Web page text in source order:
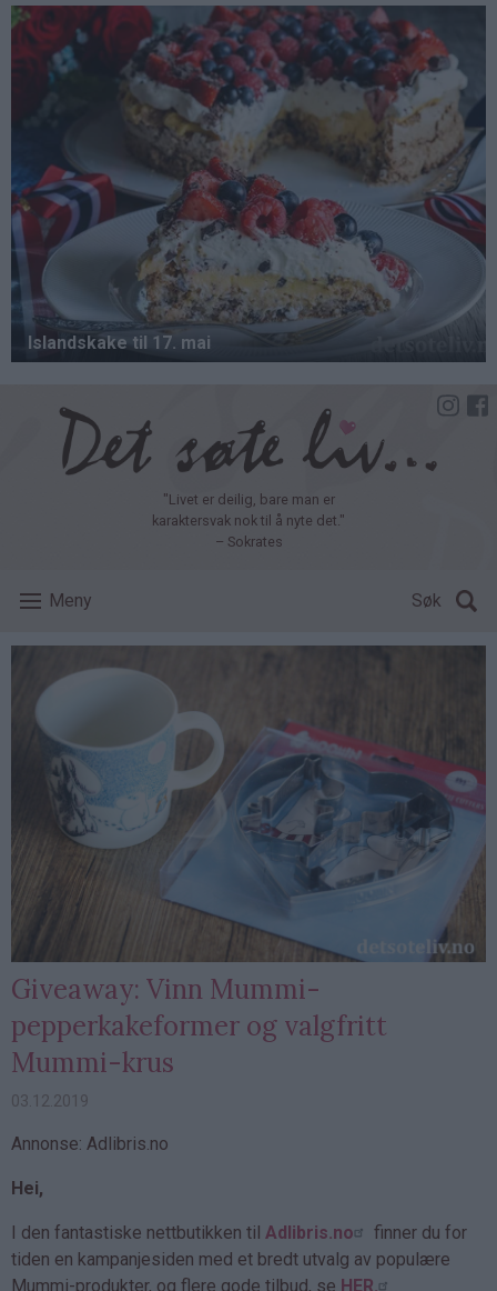
Hopp
hovedinnhold
"Livet er deilig, bare man er
karaktersvak nok til å nyte det."
– Sokrates
Meny Søk
Giveaway: Vinn Mummi-
pepperkakeformer og valgfritt
Mummi-krus
03.12.2019
Annonse: Adlibris.no
Hei,
I den fantastiske nettbutikken til Adlibris.no
finner du for
tiden en kampanjesiden med et bredt utvalg av populære
Mummi-produkter, og flere gode tilbud, se HER.